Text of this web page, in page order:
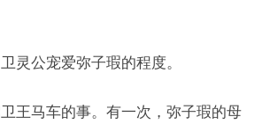
灵公宠爱弥子瑕的程度。
王马车的事。有一次，弥子瑕的母